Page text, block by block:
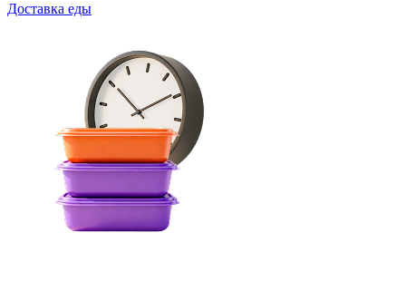
Доставка еды